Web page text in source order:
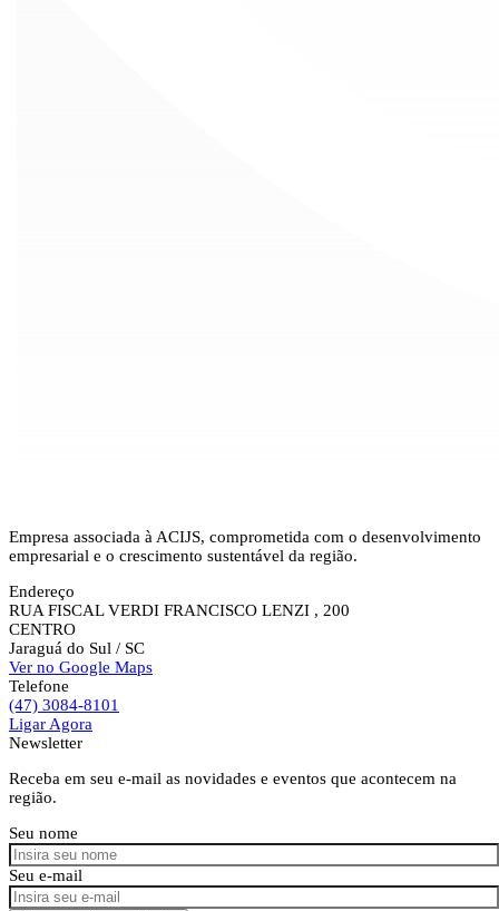
Empresa associada à ACIJS, comprometida com o desenvolvimento
empresarial e o crescimento sustentável da região.
Endereço
RUA FISCAL VERDI FRANCISCO LENZI , 200
CENTRO
Jaraguá do Sul / SC
Ver no Google Maps
Telefone
(47) 3084-8101
Ligar Agora
Newsletter
Receba em seu e-mail as novidades e eventos que acontecem na
região.
Seu nome
Seu e-mail